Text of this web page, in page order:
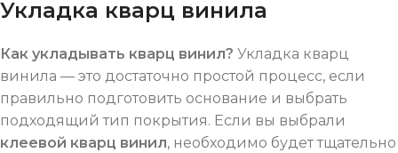
Укладка кварц винила
Как укладывать кварц винил? Укладка кварц
винила — это достаточно простой процесс, если
правильно подготовить основание и выбрать
подходящий тип покрытия. Если вы выбрали
клеевой кварц винил, необходимо будет тщательно